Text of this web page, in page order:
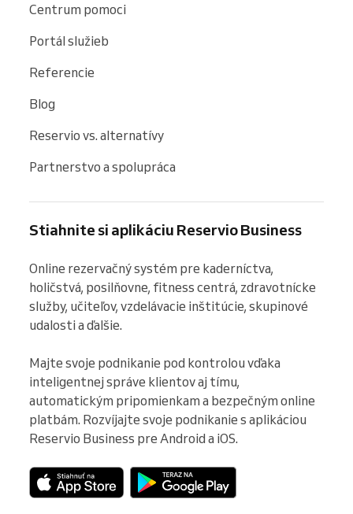
Centrum pomoci
Portál služieb
Referencie
Blog
Reservio vs. alternatívy
Partnerstvo a spolupráca
Stiahnite si aplikáciu Reservio Business
Online rezervačný systém pre kaderníctva,
holičstvá, posilňovne, fitness centrá, zdravotnícke
služby, učiteľov, vzdelávacie inštitúcie, skupinové
udalosti a ďalšie.
Majte svoje podnikanie pod kontrolou vďaka
inteligentnej správe klientov aj tímu,
automatickým pripomienkam a bezpečným online
platbám. Rozvíjajte svoje podnikanie s aplikáciou
Reservio Business pre Android a iOS.